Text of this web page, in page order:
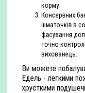
корму.
Консервних
шматочків в
фасування
точно
вихованець.
Ви можете
Едель - легкими
хрусткими